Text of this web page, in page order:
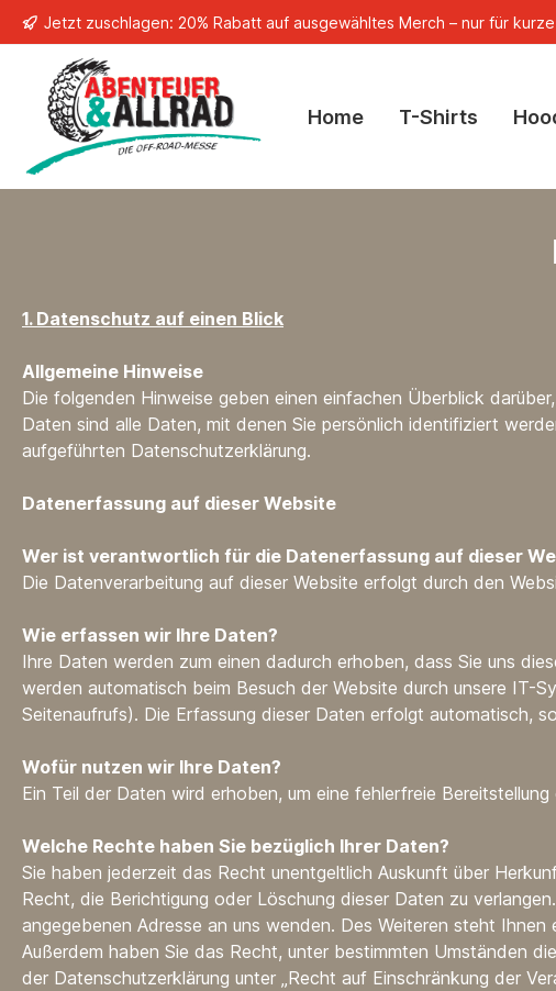
Zur Hauptnavigation springen
Jetzt zuschlagen: 20% Rabatt auf ausgewähltes Merch – nur für
Home T-Shirts
1. Datenschutz auf einen Blick
Allgemeine Hinweise
Die folgenden Hinweise geben einen einfachen Überblick
Daten sind alle Daten, mit denen Sie persönlich identifiziert
aufgeführten Datenschutzerklärung.
Datenerfassung auf dieser Website
Wer ist verantwortlich für die Datenerfassung auf dieser
Die Datenverarbeitung auf dieser Website erfolgt durch den
Wie erfassen wir Ihre Daten?
Ihre Daten werden zum einen dadurch erhoben, dass Sie uns
werden automatisch beim Besuch der Website durch unsere IT-
Seitenaufrufs). Die Erfassung dieser Daten erfolgt automatisch,
Wofür nutzen wir Ihre Daten?
Ein Teil der Daten wird erhoben, um eine fehlerfreie
Welche Rechte haben Sie bezüglich Ihrer Daten?
Sie haben jederzeit das Recht unentgeltlich Auskunft über
Recht, die Berichtigung oder Löschung dieser Daten zu
angegebenen Adresse an uns wenden. Des Weiteren steht
Außerdem haben Sie das Recht, unter bestimmten Umständen
der Datenschutzerklärung unter „Recht auf Einschränkung der